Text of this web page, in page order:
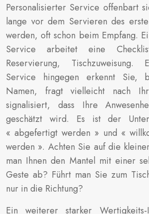
Personalisierter Service offenbart
lange vor dem Servieren des
werden, oft schon beim Empfang.
Service arbeitet eine
Reservierung, Tischzuweisung.
Service hingegen erkennt Sie,
Namen, fragt vielleicht nach
signalisiert, dass Ihre
geschätzt wird. Es ist der
« abgefertigt werden » und «
werden ». Achten Sie auf die
man Ihnen den Mantel mit einer
Geste ab? Führt man Sie zum
nur in die Richtung?
Ein weiterer starker